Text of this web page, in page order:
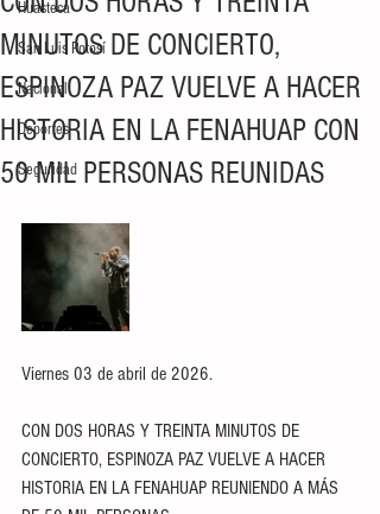
Huasteca
San Luis Potosí
Nacional
Deportes
Seguridad
MINUTOS DE CONCIERTO,
ESPINOZA PAZ VUELVE A HACER
HISTORIA EN LA FENAHUAP CON
50 MIL PERSONAS REUNIDAS
Viernes 03 de abril de 2026.
CON DOS HORAS Y TREINTA MINUTOS DE
CONCIERTO, ESPINOZA PAZ VUELVE A HACER
HISTORIA EN LA FENAHUAP REUNIENDO A MÁS